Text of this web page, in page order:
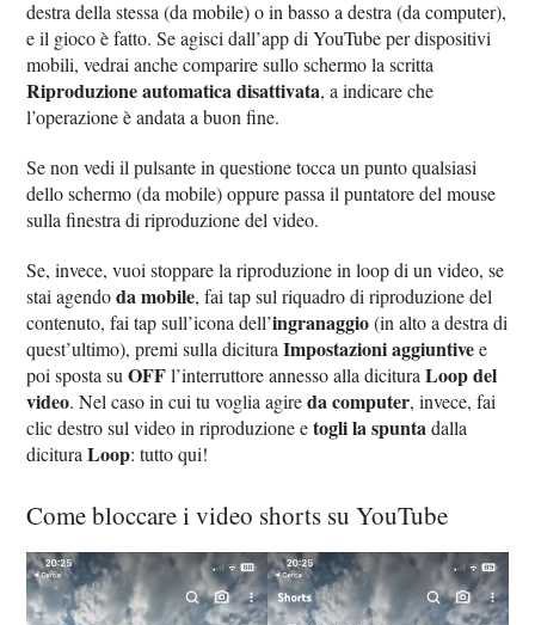
destra della stessa (da mobile) o in basso a destra (da computer),
e il gioco è fatto. Se agisci dall’app di YouTube per dispositivi
mobili, vedrai anche comparire sullo schermo la scritta
Riproduzione automatica disattivata, a indicare che
l’operazione è andata a buon fine.
Se non vedi il pulsante in questione tocca un punto qualsiasi
dello schermo (da mobile) oppure passa il puntatore del mouse
sulla finestra di riproduzione del video.
Se, invece, vuoi stoppare la riproduzione in loop di un video, se
stai agendoda mobile, fai tap sul riquadro di riproduzione del
contenuto, fai tap sull’icona dell’ingranaggio(in alto a destra di
quest’ultimo), premi sulla dicituraImpostazioni aggiuntivee
poi sposta su OFFl’interruttore annesso alla dicituraLoop del
video. Nel caso in cui tu voglia agireda computer, invece, fai
clic destro sul video in riproduzione etogli la spuntadalla
dicituraLoop: tutto qui!
Come bloccare i video shorts su YouTube